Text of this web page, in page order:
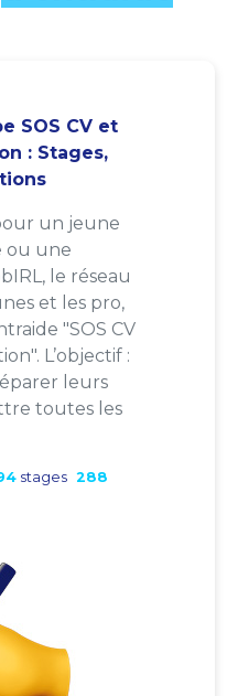
SOS CV et
: Stages,
un jeune
ou une
le réseau
et les pro,
"SOS CV
L’objectif :
leurs
toutes les
stages 288